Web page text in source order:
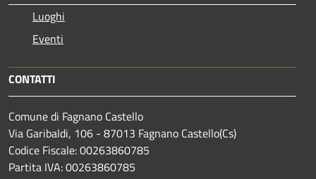
Luoghi
Eventi
CONTATTI
Comune di Fagnano Castello
Via Garibaldi, 106 - 87013 Fagnano Castello(Cs)
Codice Fiscale: 00263860785
Partita IVA: 00263860785